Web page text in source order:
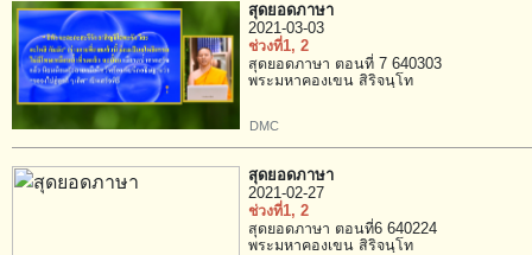
สุดยอดภาษา
2021-03-03
ช่วงที่1, 2
สุดยอดภาษา ตอนที่ 7 640303
พระมหาคองเขน สิริจนฺโท
DMC
สุดยอดภาษา
2021-02-27
ช่วงที่1, 2
สุดยอดภาษา ตอนที่6 640224
พระมหาคองเขน สิริจนฺโท